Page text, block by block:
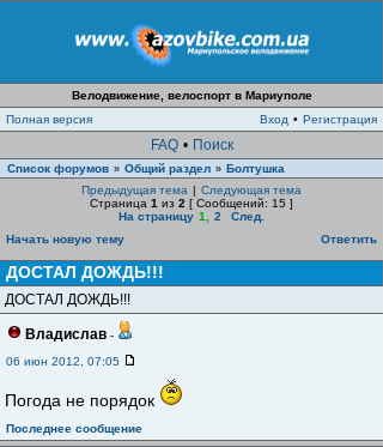
Велодвижение, велоспорт в Мариуполе
Полная версия
Вход • Регистрация
FAQ • Поиск
Список форумов » Общий раздел » Болтушка
Предыдущая тема | Следующая тема
Страница 1 из 2 [ Сообщений: 15 ]
На страницу 1 2
След.
Начать новую тему
Ответить
ДОСТАЛ ДОЖДЬ!!!
ДОСТАЛ ДОЖДЬ!!!
Владислав -
06 июн 2012, 07:05
Погода не порядок
Последнее сообщение